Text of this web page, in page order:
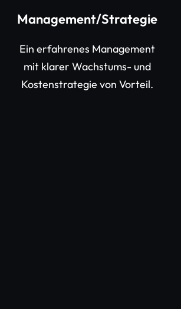
Management/Strategie
Ein erfahrenes Management
mit klarer Wachstums- und
Kostenstrategie von Vorteil.